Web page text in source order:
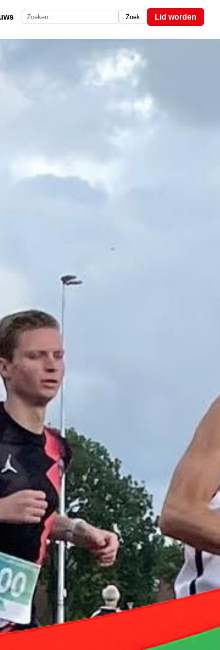
Zoek op de site Zoek Lid worden